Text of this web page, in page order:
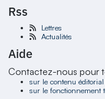
Rss
Lettres
Actualités
Aide
Contactez-nous pour
sur le contenu éditorial
sur le fonctionnement